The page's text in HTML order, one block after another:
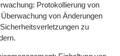
Protokollierung von
von Änderungen
zu